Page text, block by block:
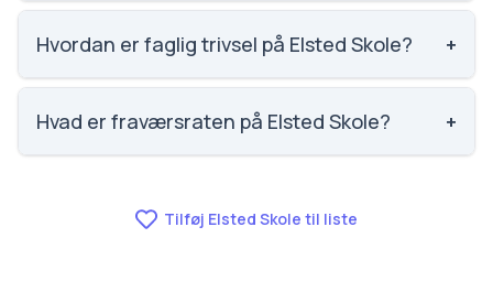
Social trivsel på Elsted Skole er 4 ud af 5, nummer
346 ud af 3143 skoler. Scoren er baseret på
Hvordan er faglig trivsel på Elsted Skole? +
Faglig trivsel på Elsted Skole er 3.6 ud af 5, nummer
443 ud af 3143 skoler. Scoren er baseret på
Hvad er fraværsraten på Elsted Skole? +
Tilføj Elsted Skole til liste